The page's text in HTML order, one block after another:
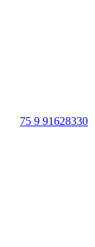
75 9 91628330